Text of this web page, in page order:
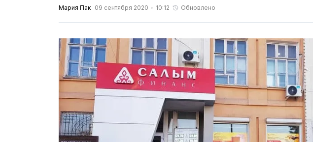
Мария Пак 09 сентября 2020 10:12 Обновлено